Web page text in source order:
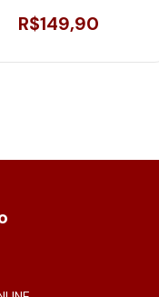
R$149,90